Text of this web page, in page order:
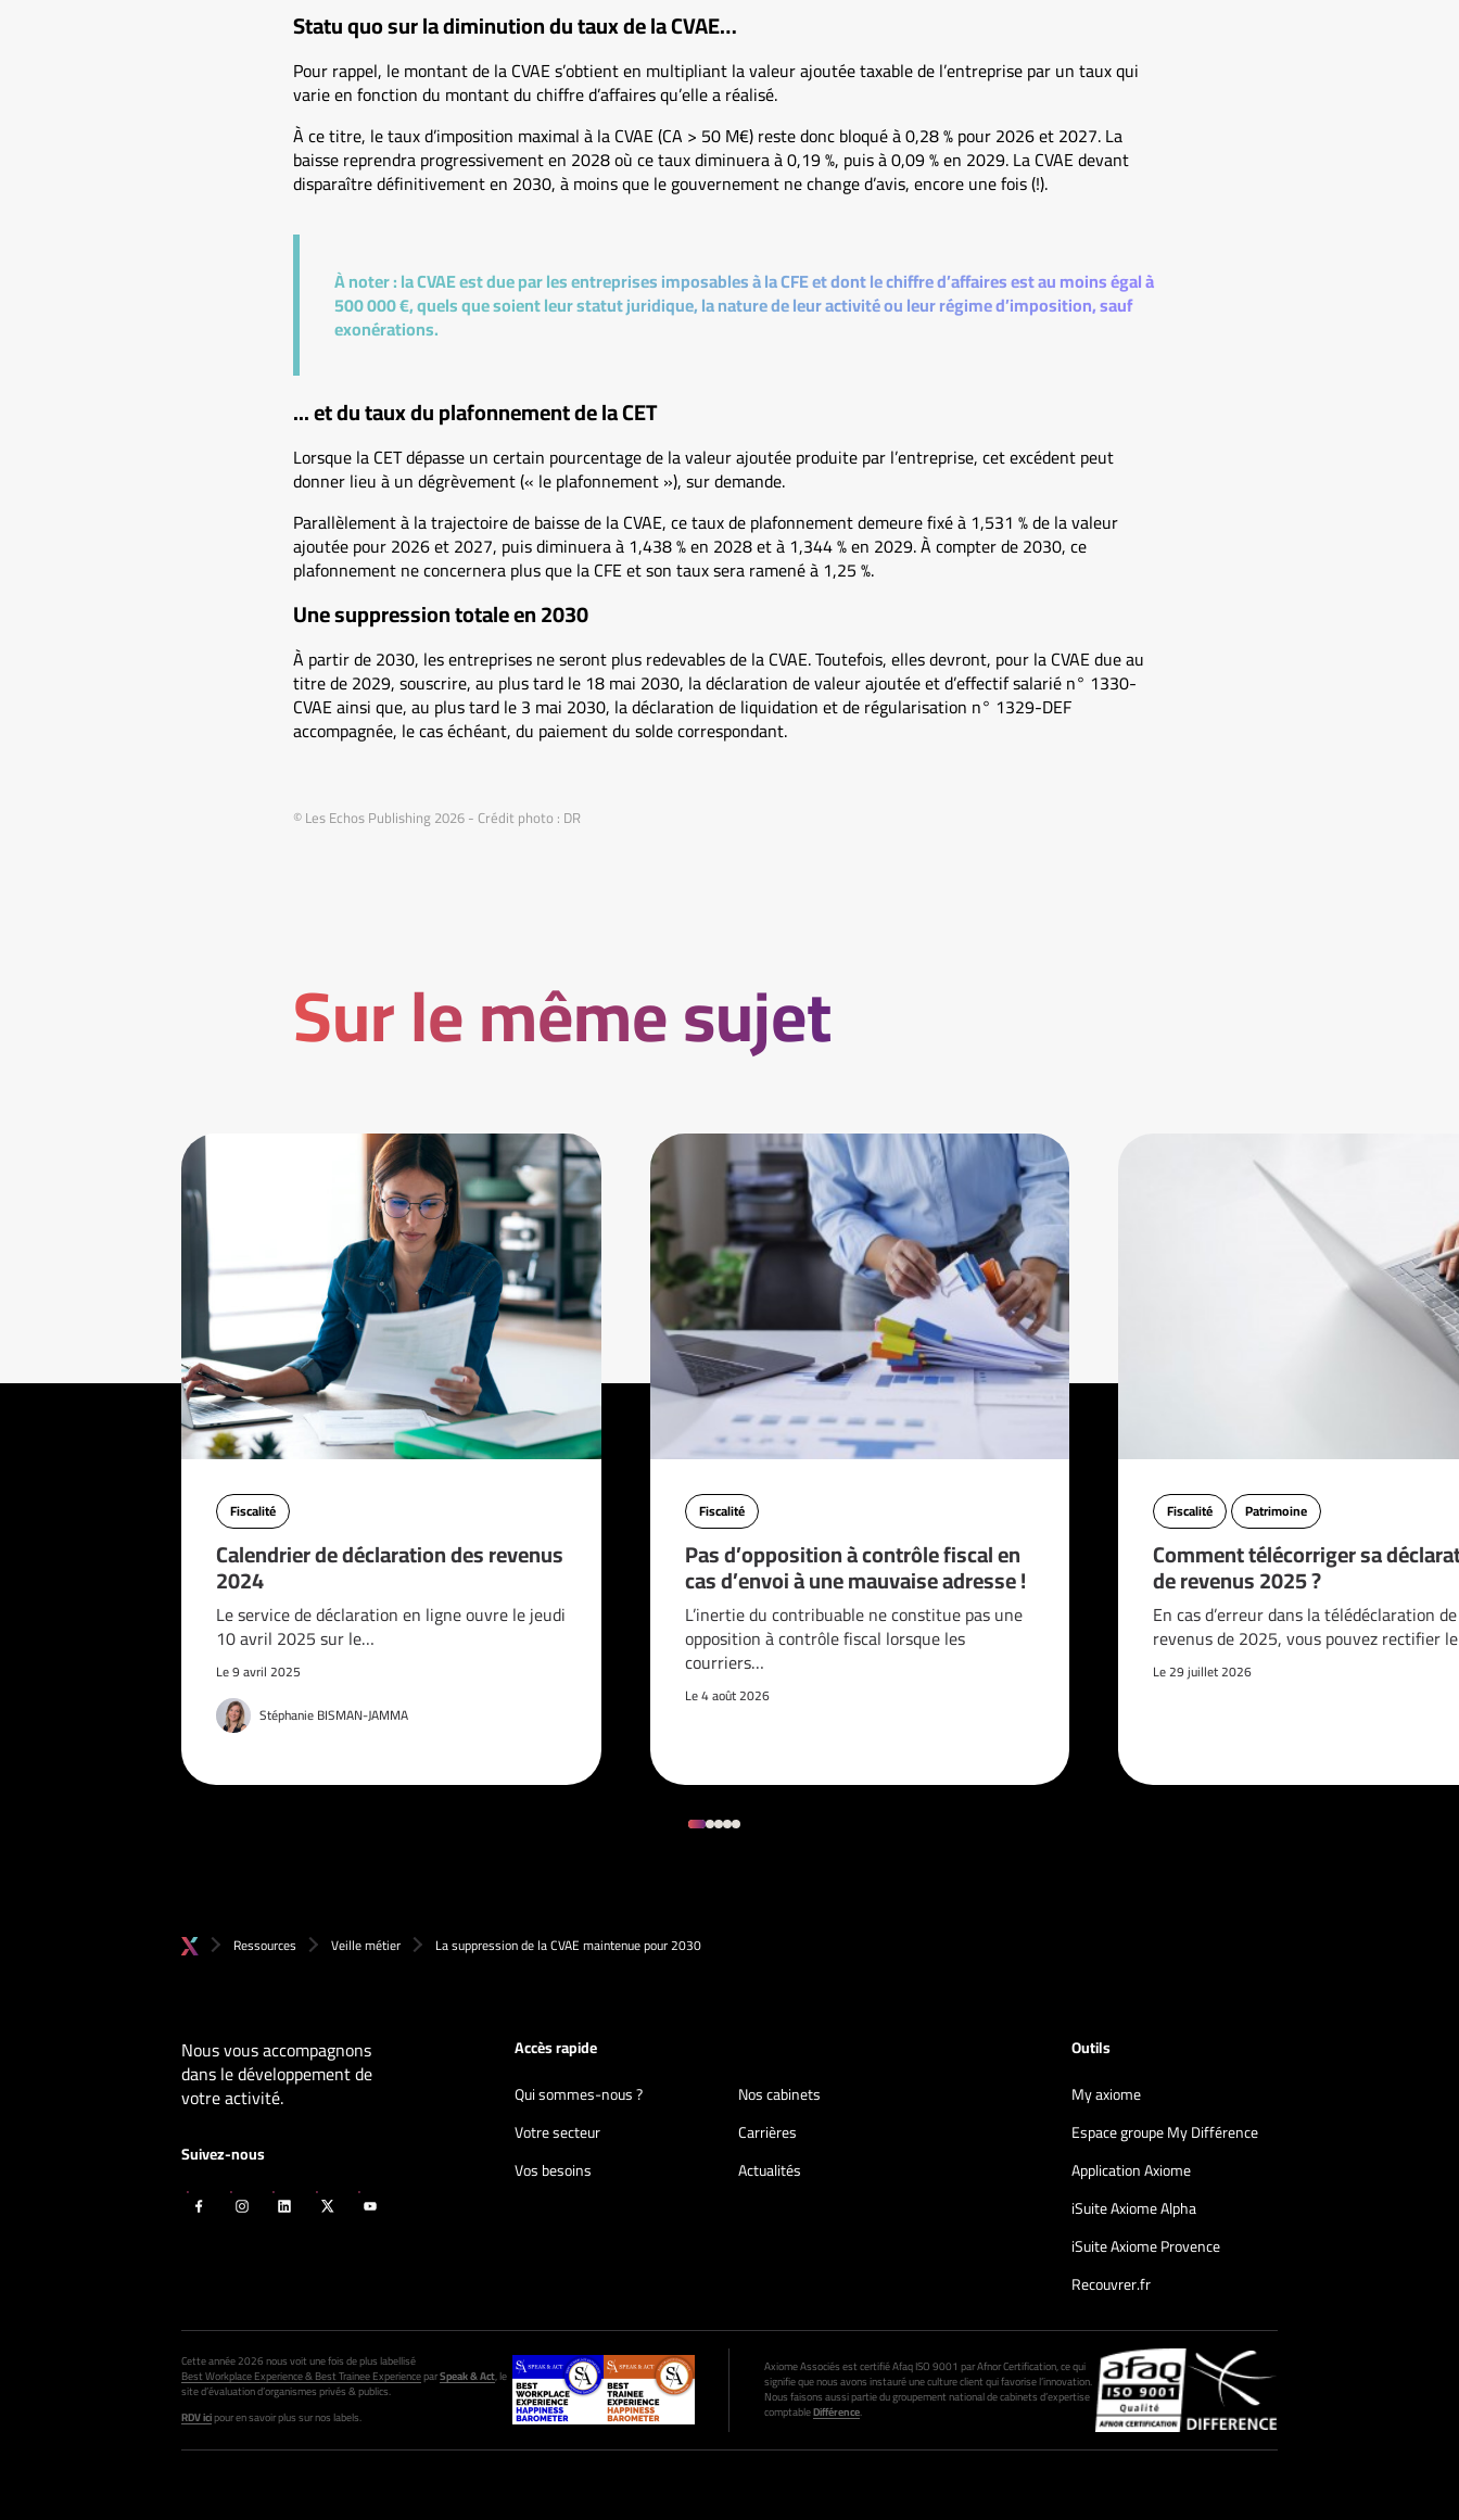
Statu quo sur la diminution du taux de la CVAE…
Pour rappel, le montant de la CVAE s’obtient en multipliant la valeur ajoutée taxable de l’entreprise par un taux qui
varie en fonction du montant du chiffre d’affaires qu’elle a réalisé.
À ce titre, le taux d’imposition maximal à la CVAE (CA > 50 M€) reste donc bloqué à 0,28 % pour 2026 et 2027. La
baisse reprendra progressivement en 2028 où ce taux diminuera à 0,19 %, puis à 0,09 % en 2029. La CVAE devant
disparaître définitivement en 2030, à moins que le gouvernement ne change d’avis, encore une fois (!).
À noter :la CVAE est due par les entreprises imposables à la CFE et dont le chiffre d’affaires est au moins égal à
500 000 €, quels que soient leur statut juridique, la nature de leur activité ou leur régime d’imposition, sauf
exonérations.
... et du taux du plafonnement de la CET
Lorsque la CET dépasse un certain pourcentage de la valeur ajoutée produite par l’entreprise, cet excédent peut
donner lieu à un dégrèvement (« le plafonnement »), sur demande.
Parallèlement à la trajectoire de baisse de la CVAE, ce taux de plafonnement demeure fixé à 1,531 % de la valeur
ajoutée pour 2026 et 2027, puis diminuera à 1,438 % en 2028 et à 1,344 % en 2029. À compter de 2030, ce
plafonnement ne concernera plus que la CFE et son taux sera ramené à 1,25 %.
Une suppression totale en 2030
À partir de 2030, les entreprises ne seront plus redevables de la CVAE. Toutefois, elles devront, pour la CVAE due au
titre de 2029, souscrire, au plus tard le 18 mai 2030, la déclaration de valeur ajoutée et d’effectif salarié n° 1330-
CVAE ainsi que, au plus tard le 3 mai 2030, la déclaration de liquidation et de régularisation n° 1329-DEF
accompagnée, le cas échéant, du paiement du solde correspondant.
© Les Echos Publishing 2026 - Crédit photo : DR
Sur le même sujet
Fiscalité
Calendrier de déclaration des revenus
2024
Le service de déclaration en ligne ouvre le jeudi
10 avril 2025 sur le…
Le 9 avril 2025
Stéphanie BISMAN-JAMMA
Fiscalité
Pas d’opposition à contrôle fiscal en
cas d’envoi à une mauvaise adresse !
L’inertie du contribuable ne constitue pas une
opposition à contrôle fiscal lorsque les
courriers…
Le 4 août 2026
Fiscalité Patrimoine
Comment télécorriger sa
de revenus 2025 ?
En cas d’erreur dans la télédéclaration
revenus de 2025, vous pouvez rectifier
Le 29 juillet 2026
Ressources Veille métier La suppression de la CVAE maintenue pour 2030
Nous vous accompagnons
dans le développement de
votre activité.
Suivez-nous
Accès rapide
Qui sommes-nous ?
Nos cabinets
Votre secteur
Carrières
Vos besoins
Actualités
Outils
My axiome
Espace groupe My Différence
Application Axiome
iSuite Axiome Alpha
iSuite Axiome Provence
Recouvrer.fr
Cette année 2026 nous voit une fois de plus labellisé
Best Workplace Experience & Best Trainee ExperienceparSpeak & Act, le
site d’évaluation d’organismes privés & publics.
RDV icipour en savoir plus sur nos labels.
Axiome Associés est certifié Afaq ISO 9001 par Afnor Certification, ce qui
signifie que nous avons instauré une culture client qui favorise l’innovation.
Nous faisons aussi partie du groupement national de cabinets d’expertise
comptableDifférence.